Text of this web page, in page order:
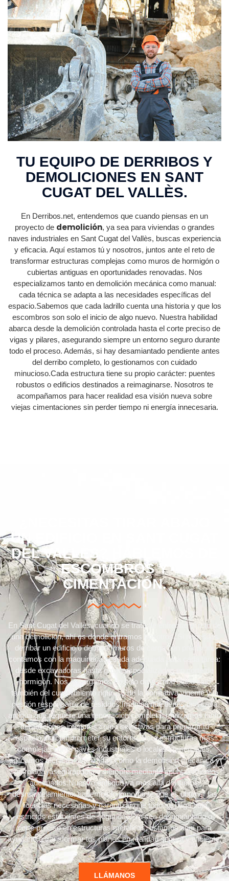
TU EQUIPO DE DERRIBOS Y
DEMOLICIONES EN SANT
CUGAT DEL VALLÈS.
En Derribos.net, entendemos que cuando piensas en un
proyecto de demolición, ya sea para viviendas o grandes
naves industriales en Sant Cugat del Vallès, buscas experiencia
y eficacia. Aquí estamos tú y nosotros, juntos ante el reto de
transformar estructuras complejas como muros de hormigón o
cubiertas antiguas en oportunidades renovadas. Nos
especializamos tanto en demolición mecánica como manual:
cada técnica se adapta a las necesidades específicas del
espacio.Sabemos que cada ladrillo cuenta una historia y que los
escombros son solo el inicio de algo nuevo. Nuestra habilidad
abarca desde la demolición controlada hasta el corte preciso de
vigas y pilares, asegurando siempre un entorno seguro durante
todo el proceso. Además, si hay desamiantado pendiente antes
del derribo completo, lo gestionamos con cuidado
minucioso.Cada estructura tiene su propio carácter: puentes
robustos o edificios destinados a reimaginarse. Nosotros te
acompañamos para hacer realidad esa visión nueva sobre
viejas cimentaciones sin perder tiempo ni energía innecesaria.
UN EDIFICIO EN SANT CUGAT
DEL VALLÈS? HABLEMOS DE
ESCOMBROS Y
CIMENTACIÓN.
En Sant Cugat del Vallès, cuando se trata de enfrentar el reto de
una demolición, ahí es donde entramos nosotros. Si necesitas
derribar un edificio o demoler muros de carga con precisión,
contamos con la maquinaria pesada adecuada para cada tarea:
desde excavadoras hasta grúas especializadas en corte de
hormigón. Nos encargamos no solo del derribo físico sino
también del cumplimiento riguroso de la normativa vigente y la
gestión responsable de residuos.Imagina que tienes una casa
antigua que requiere una renovación completa: realizamos tanto
demoliciones interiores como selectivas para preparar tu
espacio sin comprometer su entorno. Para estructuras más
complejas como naves industriales o locales comerciales,
aplicamos técnicas avanzadas como la demolición mecánica y
controlada, asegurándonos siempre mediante apuntalamientos
adecuados.Nuestro enfoque va más allá del simple
desmantelamiento: sabemos lo importante que es obtener las
licencias necesarias y garantizar que todo se haga bajo
estrictos estándares de seguridad. Ya sea desamiantado o
corte preciso en estructuras metálicas, estamos aquí para
ayudarte a transformar tus planes en realidad segura y eficiente.
LLÁMANOS